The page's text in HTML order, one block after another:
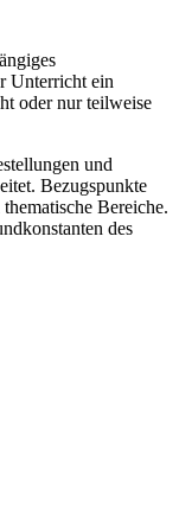
Unterricht ein
oder nur teilweise
und
Bezugspunkte
Bereiche.
des